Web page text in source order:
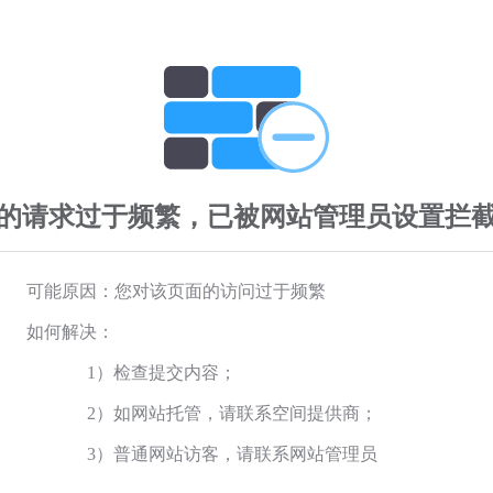
请求过于频繁，已被网站管理员设置拦
可能原因：您对该页面的访问过于频繁
如何解决：
1）检查提交内容；
2）如网站托管，请联系空间提供商；
3）普通网站访客，请联系网站管理员